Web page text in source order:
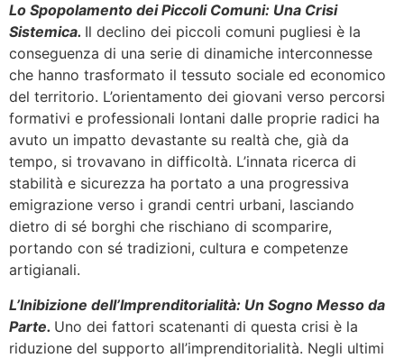
Lo Spopolamento dei Piccoli Comuni: Una Crisi
Sistemica. Il declino dei piccoli comuni pugliesi è la
conseguenza di una serie di dinamiche interconnesse
che hanno trasformato il tessuto sociale ed economico
del territorio. L’orientamento dei giovani verso percorsi
formativi e professionali lontani dalle proprie radici ha
avuto un impatto devastante su realtà che, già da
tempo, si trovavano in difficoltà. L’innata ricerca di
stabilità e sicurezza ha portato a una progressiva
emigrazione verso i grandi centri urbani, lasciando
dietro di sé borghi che rischiano di scomparire,
portando con sé tradizioni, cultura e competenze
artigianali.
L’Inibizione dell’Imprenditorialità: Un Sogno Messo da
Parte. Uno dei fattori scatenanti di questa crisi è la
riduzione del supporto all’imprenditorialità. Negli ultimi